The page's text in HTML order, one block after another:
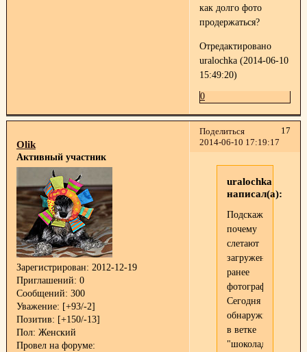
как долго фото
продержаться?
Отредактировано
uralochka (2014-06-10
15:49:20)
0
Поделиться
17
2014-06-10 17:19:17
Olik
Активный участник
Зарегистрирован: 2012-12-19
Приглашений: 0
Сообщений: 300
Уважение: [+93/-2]
Позитив: [+150/-13]
Пол: Женский
Провел на форуме:
uralochka
написал(а):
Подскажите,
почему
слетают
загруженные
ранее
фотографии?
Сегодня
обнаружила
в ветке
"шоколадно-